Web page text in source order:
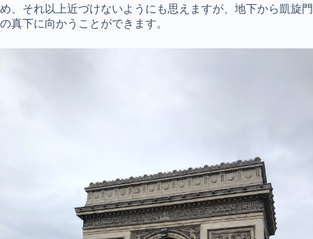
め、それ以上近づけないようにも思えますが、地下から凱旋門
の真下に向かうことができます。